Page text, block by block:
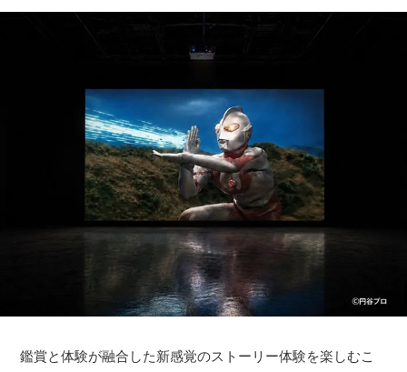
鑑賞と体験が融合した新感覚のストーリー体験を楽しむこ